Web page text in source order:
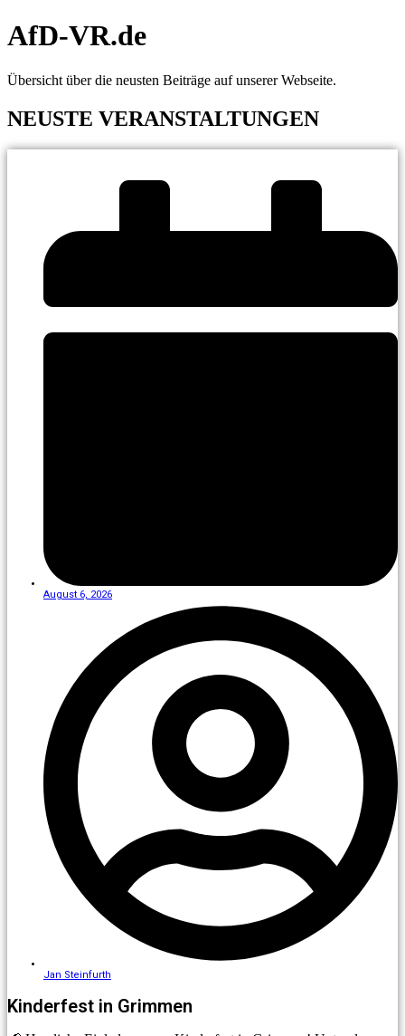
AfD-VR.de
Übersicht über die neusten Beiträge auf unserer Webseite.
NEUSTE VERANSTALTUNGEN
August 6, 2026
Jan Steinfurth
Kinderfest in Grimmen